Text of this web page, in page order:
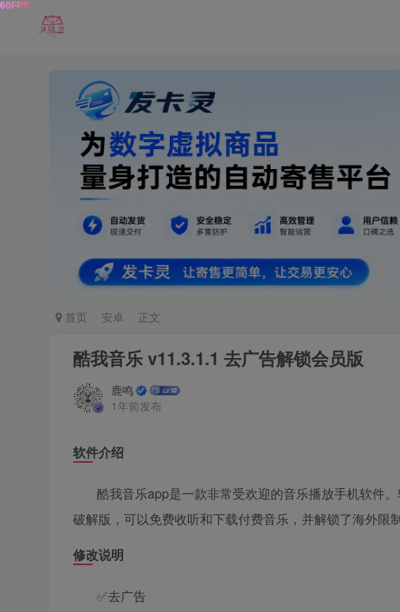
首页 安卓 正文
酷我音乐 v11.3.1.1 去广告解锁会员版
鹿鸣
1年前发布
软件介绍
酷我音乐app是一款非常受欢迎的音乐播放手机软件
破解版，可以免费收听和下载付费音乐，并解锁了海外限
修改说明
✅去广告